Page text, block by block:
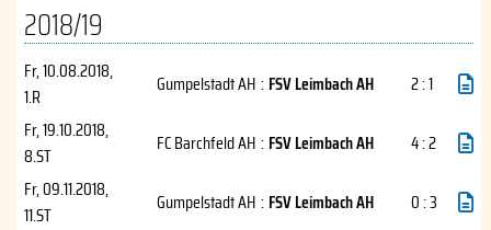
2018/19
Fr, 10.08.2018,
1.R
Gumpelstadt AH : FSV Leimbach AH
2 : 1
Fr, 19.10.2018,
8.ST
FC Barchfeld AH : FSV Leimbach AH
4 : 2
Fr, 09.11.2018,
11.ST
Gumpelstadt AH : FSV Leimbach AH
0 : 3